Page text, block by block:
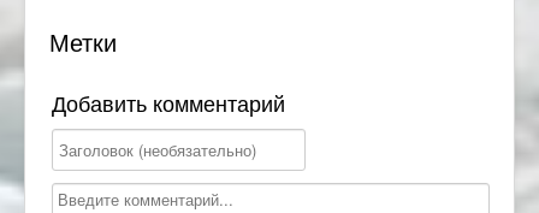
Метки
Добавить комментарий